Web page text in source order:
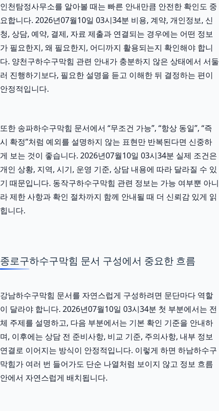
인천탐정사무소를 알아볼 때는 빠른 안내만큼 안전한 확인도 중
요합니다. 2026년07월10일 03시34분 비용, 계약, 개인정보, 신
청, 상담, 예약, 결제, 자료 제출과 연결되는 경우에는 어떤 정보
가 필요한지, 왜 필요한지, 어디까지 활용되는지 확인해야 합니
다. 양천구하수구막힘 관련 안내가 충분하지 않은 상태에서 서둘
러 진행하기보다, 필요한 설명을 듣고 이해한 뒤 결정하는 편이
안정적입니다.
또한 송파하수구막힘 문서에서 “무조건 가능”, “항상 동일”, “즉
시 확정”처럼 예외를 설명하지 않는 표현만 반복된다면 신중하
게 보는 것이 좋습니다. 2026년07월10일 03시34분 실제 조건은
개인 상황, 지역, 시기, 운영 기준, 상담 내용에 따라 달라질 수 있
기 때문입니다. 동작구하수구막힘 관련 정보는 가능 여부뿐 아니
라 제한 사항과 확인 절차까지 함께 안내될 때 더 신뢰감 있게 읽
힙니다.
종로구하수구막힘 문서 구성에서 중요한 흐름
강남하수구막힘 문서를 자연스럽게 구성하려면 문단마다 역할
이 달라야 합니다. 2026년07월10일 03시34분 첫 부분에서는 전
체 주제를 설명하고, 다음 부분에서는 기본 확인 기준을 안내하
며, 이후에는 상담 전 준비사항, 비교 기준, 주의사항, 내부 정보
연결로 이어지는 방식이 안정적입니다. 이렇게 하면 하남하수구
막힘가 여러 번 들어가도 단순 나열처럼 보이지 않고 정보 흐름
안에서 자연스럽게 배치됩니다.